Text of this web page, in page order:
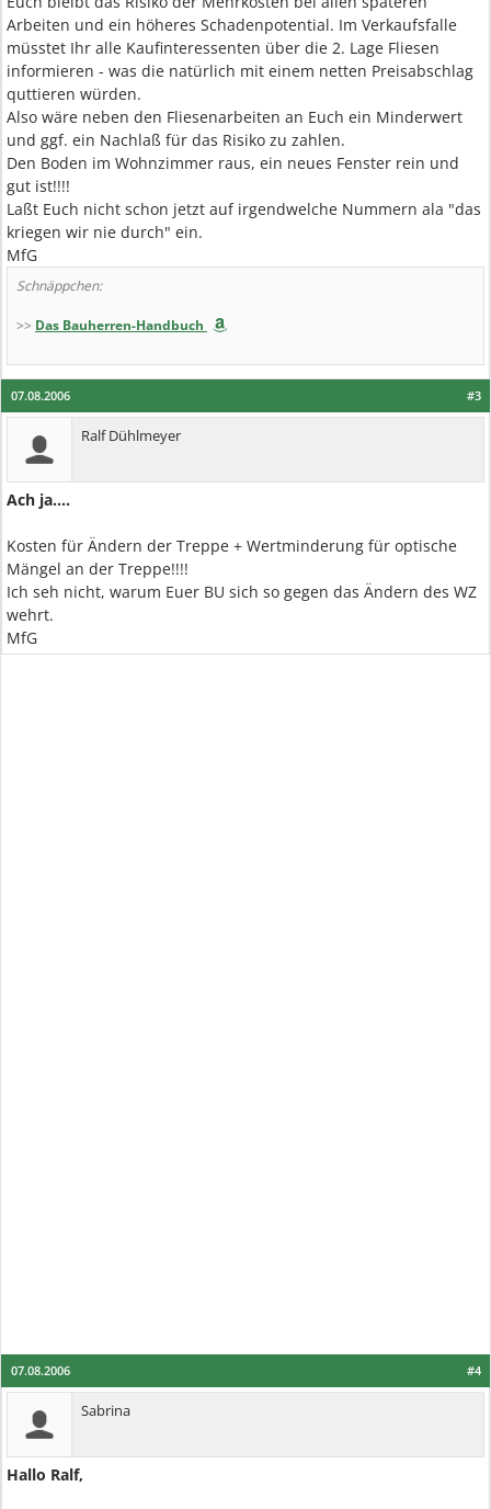
Arbeiten und ein höheres Schadenpotential. Im Verkaufsfalle
müsstet Ihr alle Kaufinteressenten über die 2. Lage Fliesen
informieren - was die natürlich mit einem netten Preisabschlag
quttieren würden.
Also wäre neben den Fliesenarbeiten an Euch ein Minderwert
und ggf. ein Nachlaß für das Risiko zu zahlen.
Den Boden im Wohnzimmer raus, ein neues Fenster rein und
gut ist!!!!
Laßt Euch nicht schon jetzt auf irgendwelche Nummern ala "das
kriegen wir nie durch" ein.
MfG
Schnäppchen:
>> Das Bauherren-Handbuch
#3
07.08.2006
Ralf Dühlmeyer
Ach ja....
Kosten für Ändern der Treppe + Wertminderung für optische
Mängel an der Treppe!!!!
Ich seh nicht, warum Euer BU sich so gegen das Ändern des WZ
wehrt.
MfG
#4
07.08.2006
Sabrina
Hallo Ralf,